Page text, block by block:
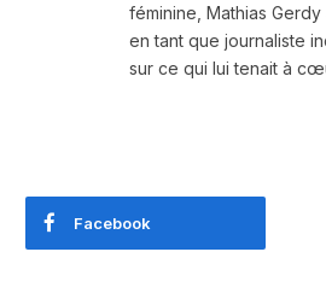
féminine, Mathias
en tant que journaliste
sur ce qui lui tenait à
Facebook